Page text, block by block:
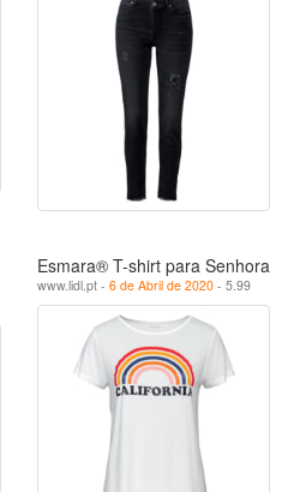
Esmara® T-shirt para Senhora
www.lidl.pt - 6 de Abril de 2020 - 5.99